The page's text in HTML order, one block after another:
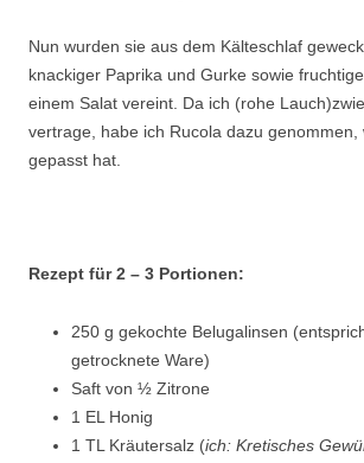
Nun wurden sie aus dem Kälteschlaf
knackiger Paprika und Gurke sowie
einem Salat vereint. Da ich (rohe
vertrage, habe ich Rucola dazu genommen,
gepasst hat.
Rezept für 2 – 3 Portionen:
250 g gekochte Belugalinsen
getrocknete Ware)
Saft von ½ Zitrone
1 EL Honig
1 TL Kräutersalz (ich: Kretisches